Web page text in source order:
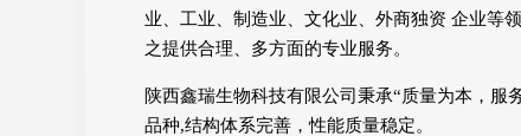
业、工业、制造业、文化业、外商独资 企业等
之提供合理、多方面的专业服务。
陕西鑫瑞生物科技有限公司秉承“质量为本，
品种,结构体系完善，性能质量稳定。